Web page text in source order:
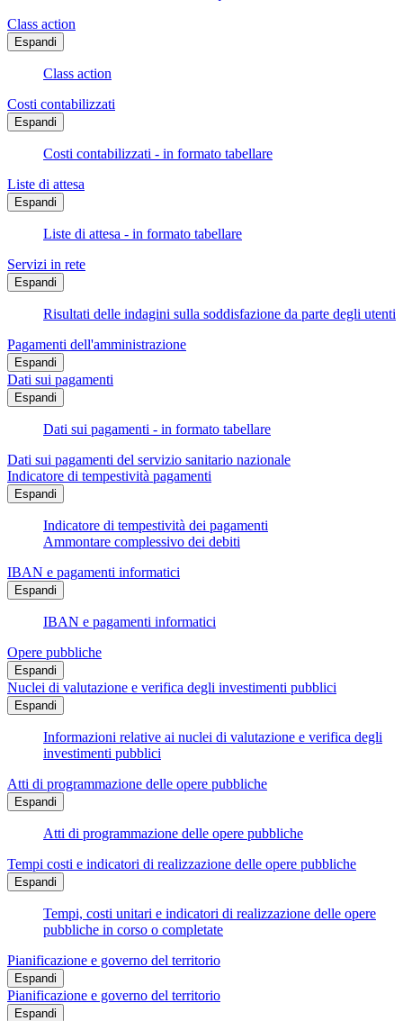
Class action
Espandi
Class action
Costi contabilizzati
Espandi
Costi contabilizzati - in formato tabellare
Liste di attesa
Espandi
Liste di attesa - in formato tabellare
Servizi in rete
Espandi
Risultati delle indagini sulla soddisfazione da parte degli utenti
Pagamenti dell'amministrazione
Espandi
Dati sui pagamenti
Espandi
Dati sui pagamenti - in formato tabellare
Dati sui pagamenti del servizio sanitario nazionale
Indicatore di tempestività pagamenti
Espandi
Indicatore di tempestività dei pagamenti
Ammontare complessivo dei debiti
IBAN e pagamenti informatici
Espandi
IBAN e pagamenti informatici
Opere pubbliche
Espandi
Nuclei di valutazione e verifica degli investimenti pubblici
Espandi
Informazioni relative ai nuclei di valutazione e verifica degli
investimenti pubblici
Atti di programmazione delle opere pubbliche
Espandi
Atti di programmazione delle opere pubbliche
Tempi costi e indicatori di realizzazione delle opere pubbliche
Espandi
Tempi, costi unitari e indicatori di realizzazione delle opere
pubbliche in corso o completate
Pianificazione e governo del territorio
Espandi
Pianificazione e governo del territorio
Espandi